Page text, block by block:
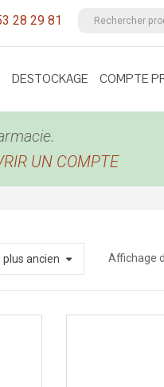
28 29 81
DESTOCKAGE COMPTE
Votre panier est
UN COMPTE
Affichage
plus ancien